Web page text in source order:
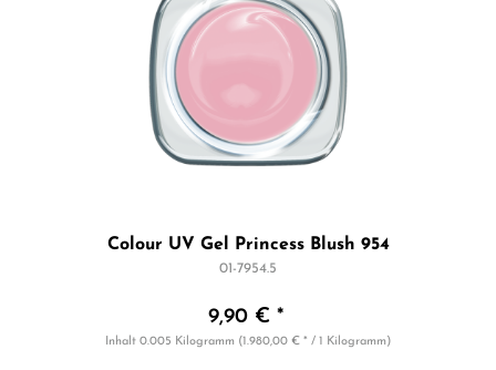
Colour UV Gel Princess Blush 954
01-7954.5
9,90 € *
Inhalt0.005 Kilogramm (1.980,00 € * / 1 Kilogramm)